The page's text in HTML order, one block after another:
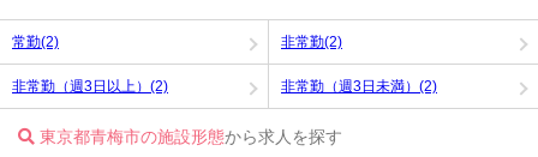
常勤(2) 非常勤(2)
非常勤（週3日以上）(2) 非常勤（週3日未満）(2)
東京都青梅市の施設形態から求人を探す